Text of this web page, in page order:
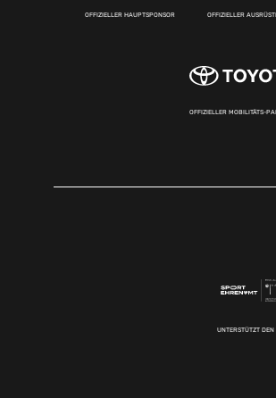
OFFIZIELLER HAUPTSPONSOR OFFIZIELLER
OFFIZIELLER MOBILITÄTS-
UNTERSTÜTZT